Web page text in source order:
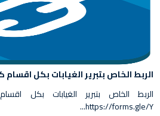
الربط الخاص بتبرير الغيابات بكل اقسام
الربط الخاص بتبرير الغيابات بكل
https://forms.gle/Y...